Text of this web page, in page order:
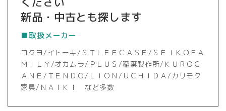
新品・中古とも探します
■取扱メーカー
コクヨ/イトーキ/ＳＴＬＥＥＣＡＳＥ/ＳＥＩＫＯＦＡ
ＭＩＬＹ/オカムラ/ＰＬＵＳ/稲葉製作所/ＫＵＲＯＧ
ＡＮＥ/ＴＥＮＤＯ/ＬＩＯＮ/ＵＣＨＩＤＡ/カリモク
家具/ＮＡＩＫＩ など多数